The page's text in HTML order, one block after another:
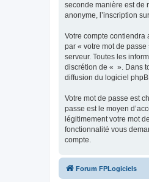
seconde manière est de
anonyme, l’inscription
Votre compte contiendra
par « votre mot de
serveur. Toutes les
discrétion de « ». Dans
diffusion du logiciel
Votre mot de passe est
passe est le moyen
légitimement votre mot
fonctionnalité vous
compte.
Forum FPLogiciels